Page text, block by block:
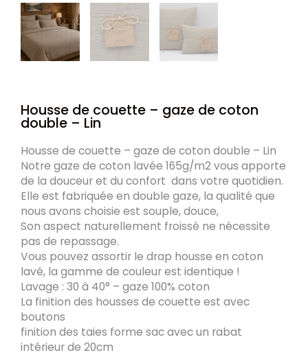
Housse de couette – gaze de coton
double – Lin
Housse de couette – gaze de coton double – Lin
Notre gaze de coton lavée 165g/m2 vous apporte
de la douceur et du confort dans votre quotidien.
Elle est fabriquée en double gaze, la qualité que
nous avons choisie est souple, douce,
Son aspect naturellement froissé ne nécessite
pas de repassage.
Vous pouvez assortir le drap housse en coton
lavé, la gamme de couleur est identique !
Lavage : 30 à 40° – gaze 100% coton
La finition des housses de couette est avec
boutons
finition des taies forme sac avec un rabat
intérieur de 20cm